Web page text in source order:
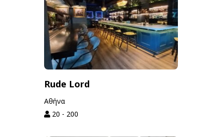
Rude Lord
Αθήνα
20 - 200